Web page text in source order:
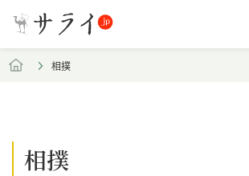
相撲
相撲